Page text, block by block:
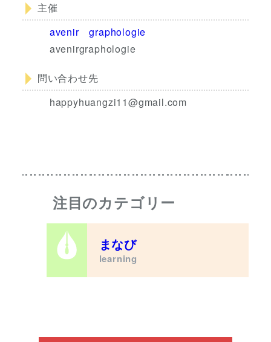
主催
avenir graphologie
avenirgraphologie
問い合わせ先
happyhuangzi11@gmail.com
注目のカテゴリー
まなび
learning